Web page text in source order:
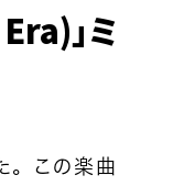
」ミ
。この楽曲